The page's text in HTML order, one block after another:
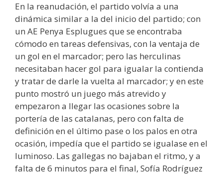
En la reanudación, el partido volvía a una
dinámica similar a la del inicio del partido; con
un AE Penya Esplugues que se encontraba
cómodo en tareas defensivas, con la ventaja de
un gol en el marcador; pero las herculinas
necesitaban hacer gol para igualar la contienda
y tratar de darle la vuelta al marcador; y en este
punto mostró un juego más atrevido y
empezaron a llegar las ocasiones sobre la
portería de las catalanas, pero con falta de
definición en el último pase o los palos en otra
ocasión, impedía que el partido se igualase en el
luminoso. Las gallegas no bajaban el ritmo, y a
falta de 6 minutos para el final, Sofía Rodríguez